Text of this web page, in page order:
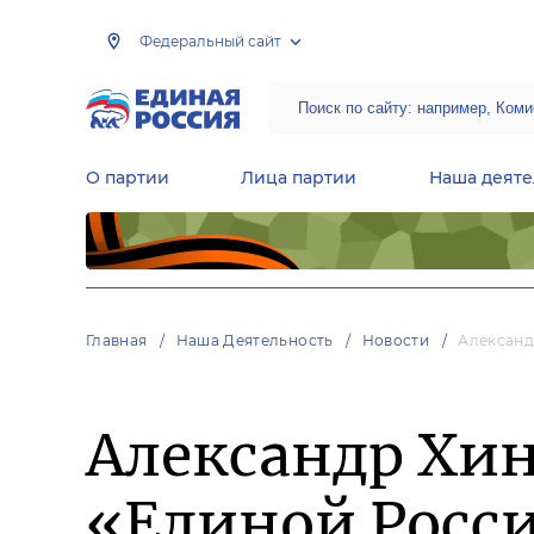
Федеральный сайт
О партии Лица партии Наша
Главная Наша Деятельность Новости
Александр